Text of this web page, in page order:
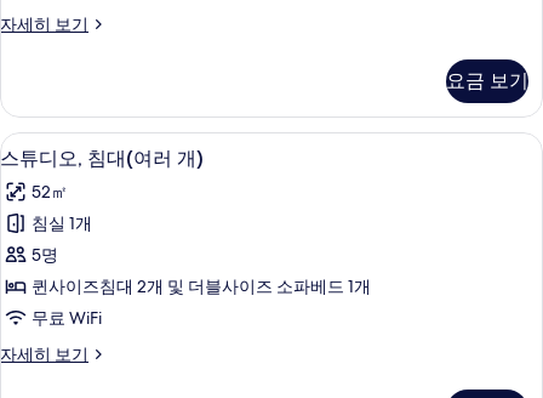
즈
대
개
및
소
파
베
드
사
자세히 보기
스
킹
사
이
침
대
개
및
소
파
베
요금 보기
스
튜
디
오,
침
대
러
필로우탑 침대, 객실 내 금고, 책상, 노
6
스튜디오, 침대(여러 개)
52㎡
침실 1개
5명
퀸사이즈침대 2개 및 더블사이즈 소파베드 1개
무료 WiFi
자세히 보기
스